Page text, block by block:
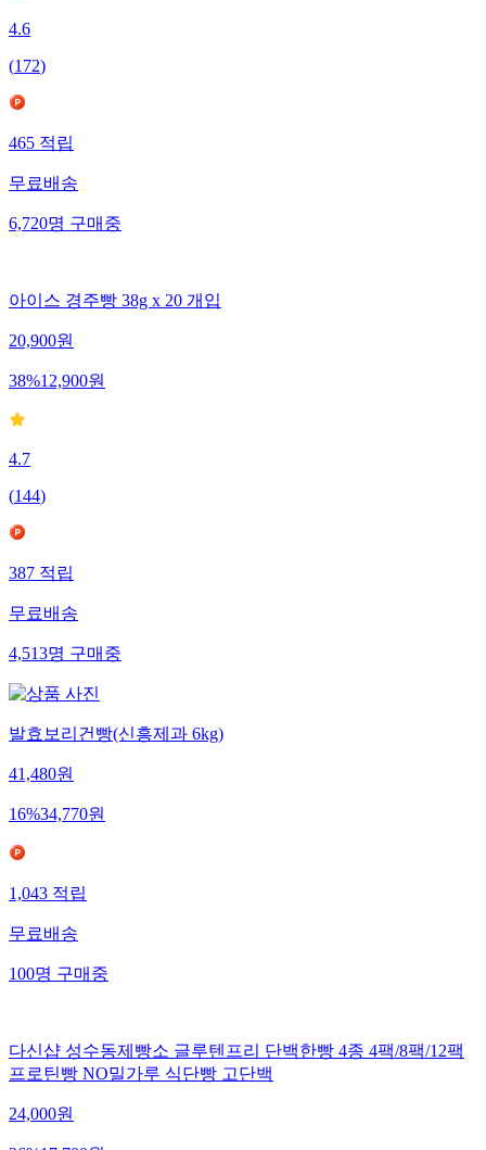
4.6
(172)
465적립
무료배송
6,720명구매중
아이스 경주빵 38g x 20 개입
20,900원
38%12,900원
4.7
(144)
387적립
무료배송
4,513명구매중
발효보리건빵(신흥제과 6kg)
41,480원
16%34,770원
1,043적립
무료배송
100명구매중
다신샵 성수동제빵소 글루텐프리 단백한빵 4종 4팩/8팩/12팩
프로틴빵 NO밀가루 식단빵 고단백
24,000원